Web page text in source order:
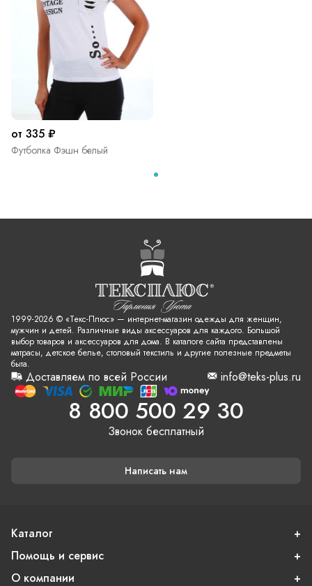
от 335 ₽
Футболка Фэшн белый
1999-2026 © «Текс-Плюс» — интернет-магазин одежды для женщин,
мужчин и детей. Различные виды аксессуаров для каждого. Большой
выбор товаров и аксессуаров для дома. В каталоге сайта представлены
матрасы, детское белье, столовый текстиль и другие полезные предметы
быта.
Доставляем по всей России info@teks-plus.ru
8 800 500 29 30
Звонок бесплатный
Написать нам
Каталог
Помощь и сервис
О компании